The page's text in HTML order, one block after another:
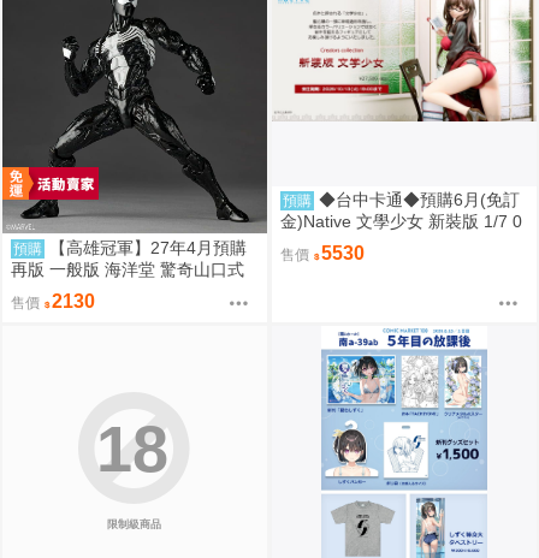
預購
【高雄冠軍】27年4月預購
再版 一般版 海洋堂 驚奇山口式
黑色戰衣蜘蛛人 共生體蜘蛛人 免
訂金0928
售價 2130
預購 ◆台中卡通◆預購6月(免訂
金)Native 文學少女 新裝版 1/7 0
售價 5530
限制級商品
18